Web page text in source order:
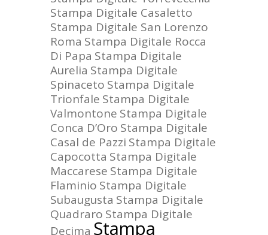
Stampa Digitale Casaletto
Stampa Digitale San Lorenzo
Roma Stampa Digitale Rocca
Di Papa Stampa Digitale
Aurelia Stampa Digitale
Spinaceto Stampa Digitale
Trionfale Stampa Digitale
Valmontone Stampa Digitale
Conca D’Oro Stampa Digitale
Casal de Pazzi Stampa Digitale
Capocotta Stampa Digitale
Maccarese Stampa Digitale
Flaminio Stampa Digitale
Subaugusta Stampa Digitale
Quadraro Stampa Digitale
Decima Stampa